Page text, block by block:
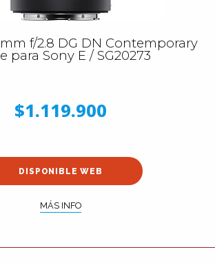
f/2.8 DG DN Contemporary
para Sony E / SG20273
$1.119.900
DISPONIBLE WEB
MÁS INFO